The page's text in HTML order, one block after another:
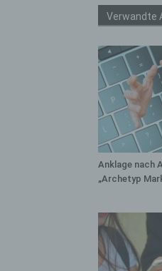
Verwandte
Anklage nach
„Archetyp